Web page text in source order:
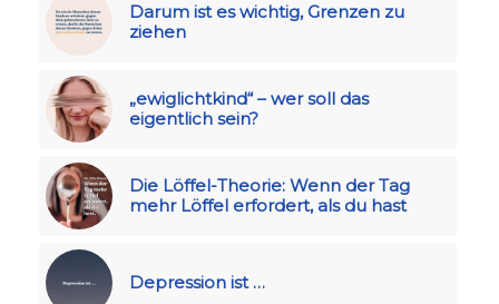
Darum ist es wichtig, Grenzen zu
ziehen
„ewiglichtkind“ – wer soll das
eigentlich sein?
Die Löffel-Theorie: Wenn der Tag
mehr Löffel erfordert, als du hast
Depression ist …